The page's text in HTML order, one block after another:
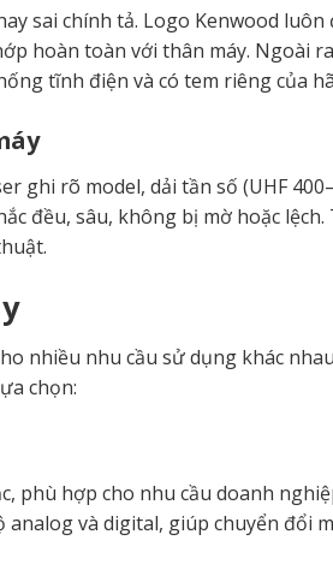
sai chính tả. Logo Kenwood luôn
hoàn toàn với thân máy. Ngoài
tĩnh điện và có tem riêng của
ghi rõ model, dải tần số (UHF
đều, sâu, không bị mờ hoặc
nhiều nhu cầu sử dụng khác
chọn:
phù hợp cho nhu cầu doanh
và digital, giúp chuyển đổi